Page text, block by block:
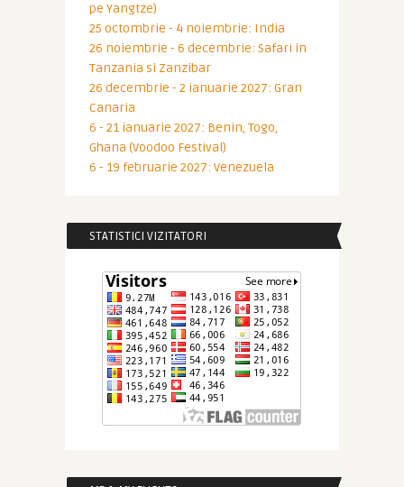
pe Yangtze)
25 octombrie - 4 noiembrie: India
26 noiembrie - 6 decembrie: Safari in
Tanzania si Zanzibar
26 decembrie - 2 ianuarie 2027: Gran
Canaria
6 - 21 ianuarie 2027: Benin, Togo,
Ghana (Voodoo Festival)
6 - 19 februarie 2027: Venezuela
STATISTICI VIZITATORI